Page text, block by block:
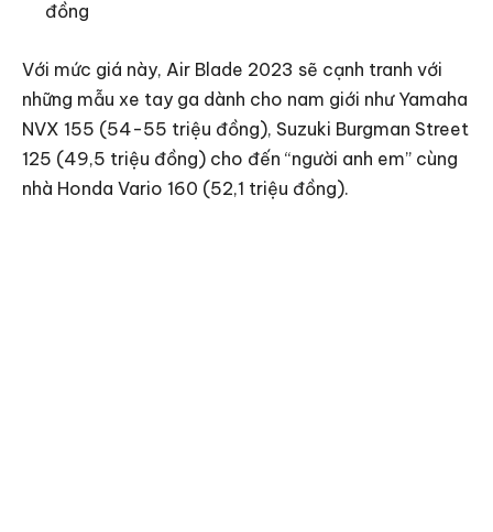
đồng
Với mức giá này, Air Blade 2023 sẽ cạnh tranh với
những mẫu xe tay ga dành cho nam giới như Yamaha
NVX 155 (54-55 triệu đồng), Suzuki Burgman Street
125 (49,5 triệu đồng) cho đến “người anh em” cùng
nhà Honda Vario 160 (52,1 triệu đồng).